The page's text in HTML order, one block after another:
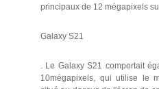
principaux de 12 mégapixels
Galaxy S21
. Le Galaxy S21 comportait
10mégapixels, qui utilise le